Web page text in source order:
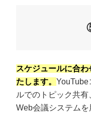
スケジュールに合
たします。 YouTube
ルでのトピック共
Web会議システムを